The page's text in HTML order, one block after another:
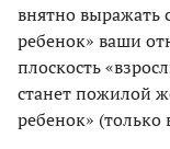
внятно выражать
ребенок» ваши
плоскость
станет пожилой
ребенок»